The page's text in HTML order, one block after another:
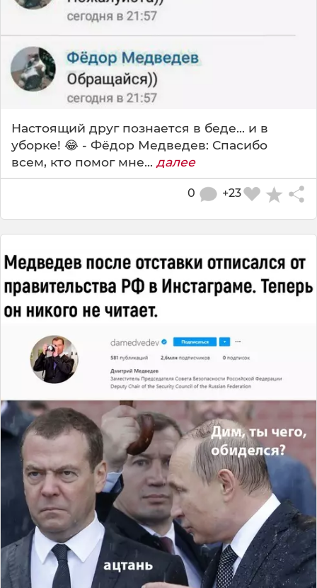
Настоящий друг познается в беде... и в
уборке! 😂 - Фёдор Медведев: Спасибо
всем, кто помог мне... далее
+23
0